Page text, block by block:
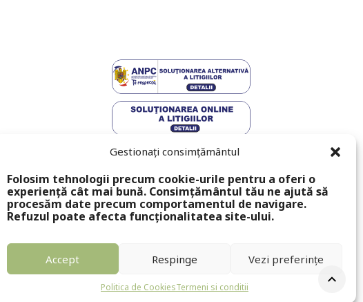
Gestionați consimțământul
Folosim tehnologii precum cookie-urile pentru a oferi o
experiență cât mai bună. Consimțământul tău ne ajută să
procesăm date precum comportamentul de navigare.
Refuzul poate afecta funcționalitatea site-ului.
Accept Respinge Vezi preferințe
Politica de CookiesTermeni si conditii